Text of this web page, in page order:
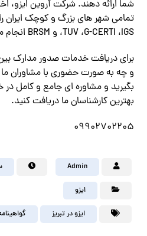
شما ارائه دهند. شرکت آروین ایزو،
،TUV ،G-CERTI ،IGS و BRSM انجام می دهد.
برای دریافت خدمات صدور مدارک
و چه به صورت حضوری با مشاوران
بگیرید و مشاوره ای جامع و کامل
بهترین کارشناسان ما دریافت کنید.
09902702205
Admin
ایزو
ایزو در تبریز